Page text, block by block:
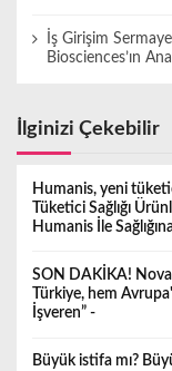
İş Girişim
Biosciences’ın
İlginizi Çekebilir
Humanis, yeni
Tüketici Sağlığı
Humanis İle
SON DAKİKA!
Türkiye, hem
İşveren” -
Büyük istifa mı?